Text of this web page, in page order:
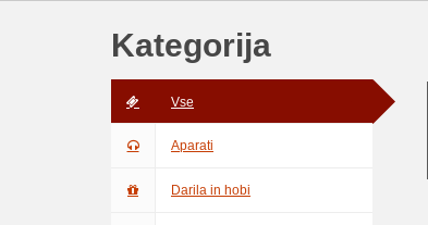
Kategorija
Vse
Aparati
Darila in hobi